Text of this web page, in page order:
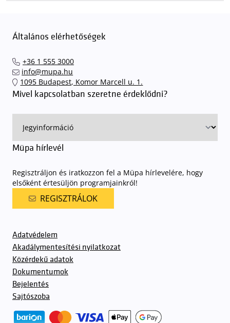
érkezéskor megnövekedett várakozási idővel érdemes kalkulálni. Ezt
azt javasoljuk kedves közönségünknek, induljanak
találhassák meg a legideálisabb parkolóhelyet és
érkezhessenek meg előadásainkra
sorompókat rendszámfelismerő automatika nyitja.
ingyenes azon vendégeink számára, akik egy aznapi fizetős
rendjének részletes leírásaelérhető itt.
Általános elérhetőségek
+36 1 555 3000
info@mupa.hu
1095 Budapest, Komor Marcell u. 1.
Mivel kapcsolatban szeretne érdeklődni?
Müpa hírlevél
Regisztráljon és iratkozzon fel a Müpa hírlevelére, hogy
elsőként értesüljön programjainkról!
REGISZTRÁLOK
Adatvédelem
Akadálymentesítési nyilatkozat
Közérdekű adatok
Dokumentumok
Bejelentés
Sajtószoba